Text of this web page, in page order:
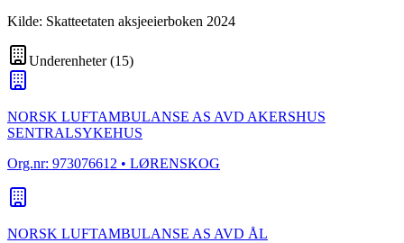
Kilde: Skatteetaten aksjeeierboken 2024
Underenheter(15)
NORSK LUFTAMBULANSE AS AVD AKERSHUS
SENTRALSYKEHUS
Org.nr: 973076612 • LØRENSKOG
NORSK LUFTAMBULANSE AS AVD ÅL